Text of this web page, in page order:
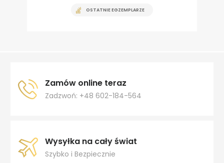
OSTATNIE EGZEMPLARZE
Zamów online teraz
Zadzwoń: +48 602-184-564
Wysyłka na cały świat
Szybko i Bezpiecznie